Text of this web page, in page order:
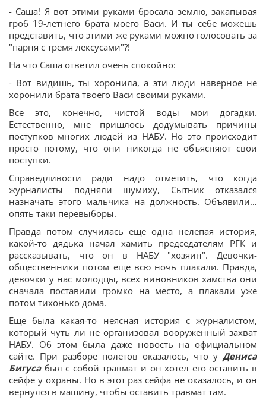
- Саша! Я вот этими руками бросала землю, закапывая
гроб 19-летнего брата моего Васи. И ты себе можешь
представить, что этими же руками можно голосовать за
"парня с тремя лексусами"?!
На что Саша ответил очень спокойно:
- Вот видишь, ты хоронила, а эти люди наверное не
хоронили брата твоего Васи своими руками.
Все это, конечно, чистой воды мои догадки.
Естественно, мне пришлось додумывать причины
поступков многих людей из НАБУ. Но это происходит
просто потому, что они никогда не объясняют свои
поступки.
Справедливости ради надо отметить, что когда
журналисты подняли шумиху, Сытник отказался
назначать этого мальчика на должность. Объявили…
опять таки перевыборы.
Правда потом случилась еще одна нелепая история,
какой-то дядька начал хамить председателям РГК и
рассказывать, что он в НАБУ "хозяин". Девочки-
общественники потом еще всю ночь плакали. Правда,
девочки у нас молодцы, всех виновников хамства они
сначала поставили громко на место, а плакали уже
потом тихонько дома.
Еще была какая-то неясная история с журналистом,
который чуть ли не организовал вооруженный захват
НАБУ. Об этом была даже новость на официальном
сайте. При разборе полетов оказалось, что у Дениса
Бигусабыл с собой травмат и он хотел его оставить в
сейфе у охраны. Но в этот раз сейфа не оказалось, и он
вернулся в машину, чтобы оставить травмат там.